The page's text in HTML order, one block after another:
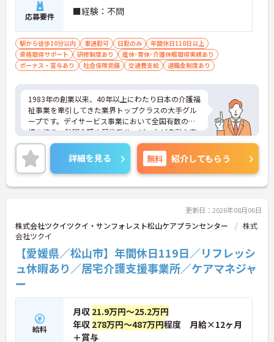
応募要件 ■経験：不問
駅から徒歩10分以内 車通勤可 日勤のみ
年間休日110日以上
資格取得サポート
研修制度あり
産休･育休･介護休暇取得実績あり
ボーナス・賞与あり
社会保険完備 交通費支給 退職金制度あり
1983年の創業以来、40年以上にわたり日本の介護福
祉事業を牽引してきた業界トップクラスの大手グル
ープです。デイサービス事業において全国有数の規
模を誇り、訪問介護や居住系サービスなど多彩な事
業を展開することで、地域のあらゆるニーズにワン
ストップで応える体制を確立しています。ダイバー
シティ経営を積極的に推進し、多様な人材が能力を
発揮できる職場環境の構築に注力している点も大き
な特色です。また、大規模災害を見据えたBCP（事
ンの運用など、お客様と従業員の双方を守るリスク
マネジメントも徹底されています。今後は、ご家族
がオンラインで情報を確認できるシステムや、AIを
活用した相談サービスの導入など、IT技術を積極的
に取り入れ、在宅生活の質の向上と従業員の業務効
率化を両立する次世代型の介護サービスを追求して
いく方針です。安定した事業基盤と革新への意欲を
す。
★おすすめPOINT★
【土日休み×残業月平均3時間！ワークライフバラ
詳細を見る 無料 紹介してもらう
更新日：2026年08月06日
株式会社ツクイツクイ・サンフォレスト松山ケアプランセンター
株式
会社ツクイ
【愛媛県／松山市】年間休日119日／リフレッシ
ュ休暇あり／居宅介護支援事業所／ケアマネジャ
ー
給料
月収 21.9万円～25.2万円
年収 278万円～487万円程度 月給×12ヶ月
＋賞与